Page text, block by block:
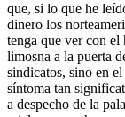
que, si lo que he
dinero los
tenga que ver con el
limosna a la puerta
sindicatos, sino en
síntoma tan
a despecho de la